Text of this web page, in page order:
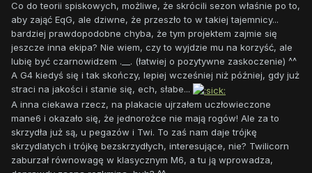
Co do teorii spiskowych, możliwe, że skrócili sezon właśnie po to,
aby zająć EqG, ale dziwne, że przeszło to w takiej tajemnicy...
bardziej prawdopodobne chyba, że tym projektem zajmie się
jeszcze inna ekipa? Nie wiem, czy to wyjdzie mu na korzyść, ale
lubię być czarnowidzem .__. (łatwiej o pozytywne zaskoczenie) ^^
A G4 kiedyś się i tak skończy, lepiej wcześniej niż później, gdy już
straci na jakości i stanie się, ech, słabe...
A inna ciekawa rzecz, na plakacie ujrzałem uczłowieczone
mane6 i okazało się, że jednorożce nie mają rogów! Ale za to
skrzydła już są, u pegazów i Twi. To zaś nam daje trójkę
skrzydlatych i trójkę bezskrzydłych, interesujące, nie? Twilicorn
zaburzał równowagę w klasycznym M6, a tu ją wprowadza,